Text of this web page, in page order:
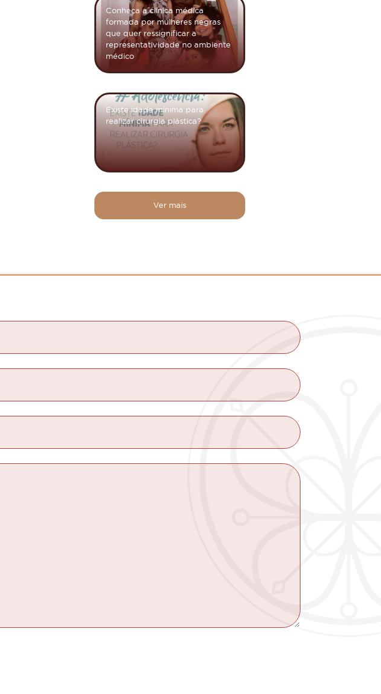
Conheça a clínica médica
formada por mulheres negras
que quer ressignificar a
representatividade no ambiente
médico
Existe idade mínima para
realizar cirurgia plástica?
Ver mais